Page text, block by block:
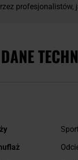
profesjonalistów,
DANE